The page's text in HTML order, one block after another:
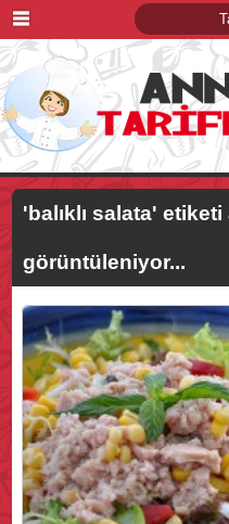
'balıklı salata' etiketi
görüntüleniyor...